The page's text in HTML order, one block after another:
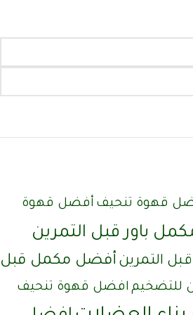
قهوة تنحيف أفضل قهوة
باور قبل التمرين
التمرين أفضل مكمل قبل
للتضخيم افضل قهوة تنحيف